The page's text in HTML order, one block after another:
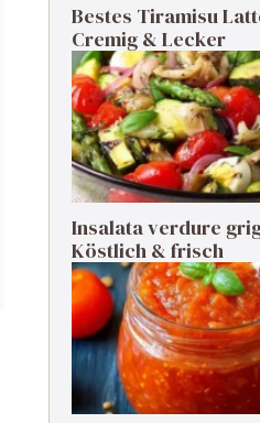
Bestes Tiramisu
Cremig & Lecker
Insalata verdure
Köstlich & frisch